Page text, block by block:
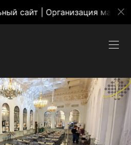
| Организация массовых